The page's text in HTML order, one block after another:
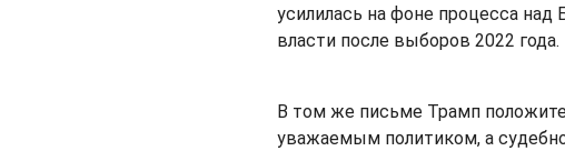
усилилась на фоне процесса над
власти после выборов 2022 года.
В том же письме Трамп
уважаемым политиком, а